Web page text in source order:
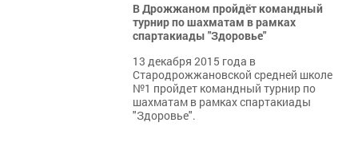
В Дрожжаном пройдёт командный
турнир по шахматам в рамках
спартакиады "Здоровье"
13 декабря 2015 года в
Стародрожжановской средней школе
№1 пройдет командный турнир по
шахматам в рамках спартакиады
"Здоровье".